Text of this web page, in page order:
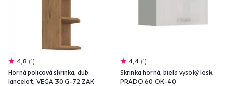
4,8 1
Horná policová skrinka, dub
lancelot, VEGA 30 G-72 ZAK
4,4 1
Skrinka horná, biela vysoký lesk,
PRADO 60 OK-40